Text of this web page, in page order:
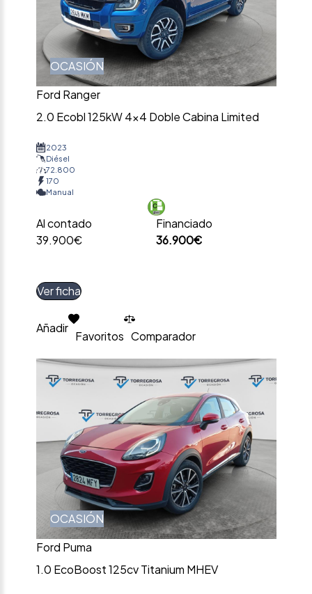
OCASIÓN
Ford Ranger
2.0 Ecobl 125kW 4×4 Doble Cabina Limited
2023
Diésel
72.800
170
Manual
Al contado
39.900€
Financiado
36.900€
Ver ficha
Añadir
Favoritos Comparador
OCASIÓN
Ford Puma
1.0 EcoBoost 125cv Titanium MHEV